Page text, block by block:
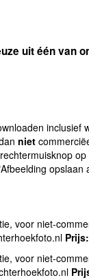
uit één van
inclusief
niet
opslaan
voor niet-
voor niet-